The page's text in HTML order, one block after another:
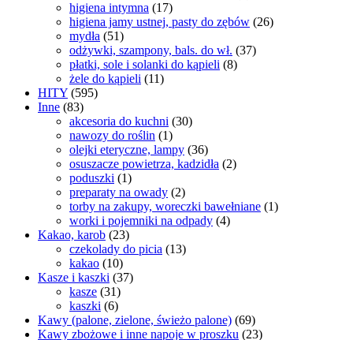
higiena intymna (17)
higiena jamy ustnej, pasty do zębów (26)
mydła (51)
odżywki, szampony, bals. do wł. (37)
płatki, sole i solanki do kąpieli (8)
żele do kąpieli (11)
HITY (595)
Inne (83)
akcesoria do kuchni (30)
nawozy do roślin (1)
olejki eteryczne, lampy (36)
osuszacze powietrza, kadzidła (2)
poduszki (1)
preparaty na owady (2)
torby na zakupy, woreczki bawełniane (1)
worki i pojemniki na odpady (4)
Kakao, karob (23)
czekolady do picia (13)
kakao (10)
Kasze i kaszki (37)
kasze (31)
kaszki (6)
Kawy (palone, zielone, świeżo palone) (69)
Kawy zbożowe i inne napoje w proszku (23)